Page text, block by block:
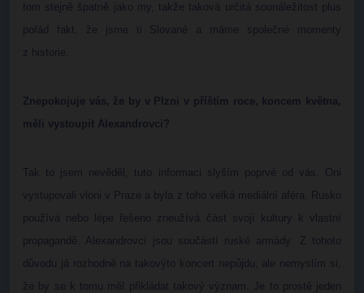
tom stejně špatně jako my, takže taková určitá sounáležitost plus
pořád fakt, že jsme ti Slované a máme společné momenty
z historie.
Znepokojuje vás, že by v Plzni v příštím roce, koncem května,
měli vystoupit Alexandrovci?
Tak to jsem nevěděl, tuto informaci slyším poprvé od vás. Oni
vystupovali vloni v Praze a byla z toho velká mediální aféra. Rusko
používá nebo lépe řešeno zneužívá část svojí kultury k vlastní
propagandě. Alexandrovci jsou součástí ruské armády. Z tohoto
důvodu já rozhodně na takovýto koncert nepůjdu, ale nemyslím si,
že by se k tomu měl přikládat takový význam. Je to prostě jeden